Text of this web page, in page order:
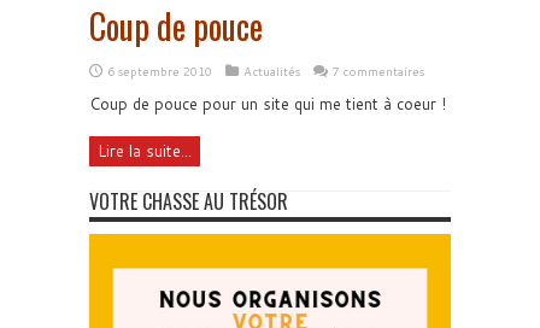
Coup de pouce
6 septembre 2010 Actualités 7 commentaires
Coup de pouce pour un site qui me tient à coeur !
Lire la suite...
VOTRE CHASSE AU TRÉSOR